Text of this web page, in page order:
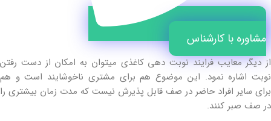
مشاوره با کارشناس
از دیگر معایب فرایند نوبت دهی کاغذی میتوان به امکان از دست رفتن
نوبت اشاره نمود. این موضوع هم برای مشتری ناخوشایند است و هم
برای سایر افراد حاضر در صف قابل پذیرش نیست که مدت زمان بیشتری را
در صف صبر کنند.